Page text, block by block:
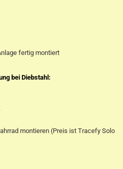
fertig montiert
bei Diebstahl:
montieren (Preis ist Tracefy Solo